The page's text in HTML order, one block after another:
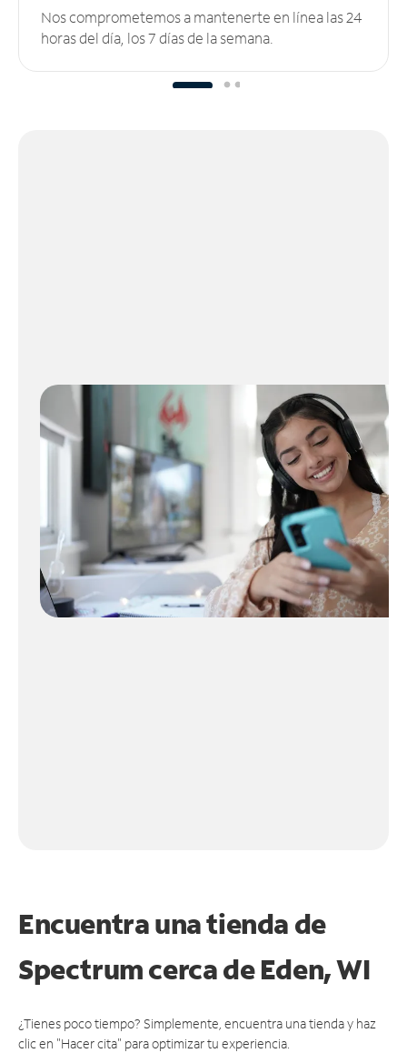
Nos comprometemos a mantenerte en línea las 24
horas del día, los 7 días de la semana.
Encuentra una tienda de
Spectrumcerca de Eden, WI
¿Tienes poco tiempo? Simplemente, encuentra una tienda y haz
clic en "Hacer cita" para optimizar tu experiencia.